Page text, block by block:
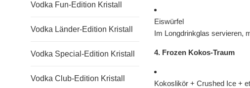
Vodka Fun-Edition Kristall
Vodka Länder-Edition Kristall
Vodka Special-Edition Kristall
Vodka Club-Edition Kristall
Eiswürfel
Im Longdrinkglas servieren,
4. Frozen Kokos-Traum
Kokoslikör + Crushed Ice +